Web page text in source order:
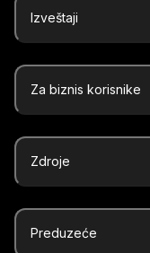
Izveštaji
Za biznis korisnike
Zdroje
Preduzeće